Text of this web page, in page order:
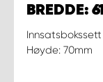
BREDDE:
Høyde: 70mm